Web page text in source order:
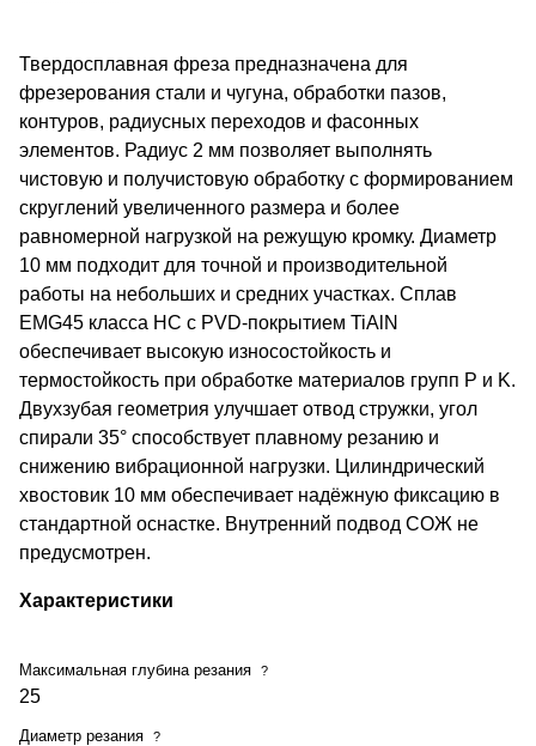
Твердосплавная фреза предназначена для
фрезерования стали и чугуна, обработки пазов,
контуров, радиусных переходов и фасонных
элементов. Радиус 2 мм позволяет выполнять
чистовую и получистовую обработку с формированием
скруглений увеличенного размера и более
равномерной нагрузкой на режущую кромку. Диаметр
10 мм подходит для точной и производительной
работы на небольших и средних участках. Сплав
EMG45 класса HC с PVD-покрытием TiAlN
обеспечивает высокую износостойкость и
термостойкость при обработке материалов групп P и K.
Двухзубая геометрия улучшает отвод стружки, угол
спирали 35° способствует плавному резанию и
снижению вибрационной нагрузки. Цилиндрический
хвостовик 10 мм обеспечивает надёжную фиксацию в
стандартной оснастке. Внутренний подвод СОЖ не
предусмотрен.
Характеристики
Максимальная глубина резания ?
25
Диаметр резания ?